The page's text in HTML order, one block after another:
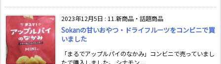
2023年12月5日 : 11.新商品・話題商品
Sokanの甘いおやつ・ドライフルーツをコンビニで買
いました
「まるでアップルパイのなかみ」コンビニで売っていまし